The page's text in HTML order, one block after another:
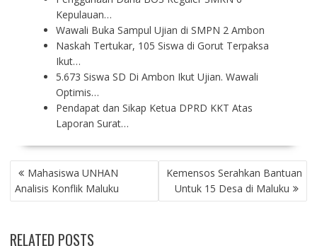
Kepulauan…
Wawali Buka Sampul Ujian di SMPN 2 Ambon
Naskah Tertukar, 105 Siswa di Gorut Terpaksa
Ikut…
5.673 Siswa SD Di Ambon Ikut Ujian. Wawali
Optimis…
Pendapat dan Sikap Ketua DPRD KKT Atas
Laporan Surat…
P
O
S
N
Mahasiswa UNHAN
Analisis Konflik Maluku
Kemensos Serahkan Bantuan
Untuk 15 Desa di Maluku
RELATED POSTS